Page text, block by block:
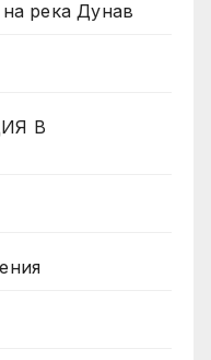
река Дунав
В